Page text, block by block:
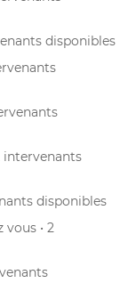
disponibles
intervenants
disponibles
vous • 2